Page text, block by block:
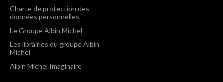
Charte de protection des
données personnelles
Le Groupe Albin Michel
Les librairies du groupe Albin
Michel
Albin Michel Imaginaire